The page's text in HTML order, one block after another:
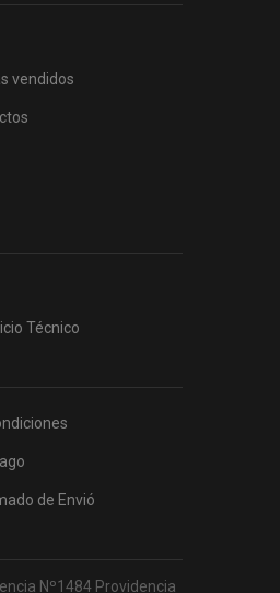
vendidos
Técnico
de Envió
Nº1484 Providencia